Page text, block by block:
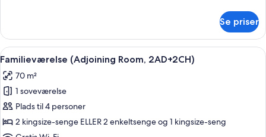
Se priser
Indlæs
alle
billeder
af
Familieværelse
(Adjoining
Et hotelværelse med to røde stole,
8
Familieværelse (Adjoining Room, 2AD+2CH)
70 m²
1 soveværelse
Plads til 4 personer
2 kingsize-senge ELLER 2 enkeltsenge og 1 kingsize-seng